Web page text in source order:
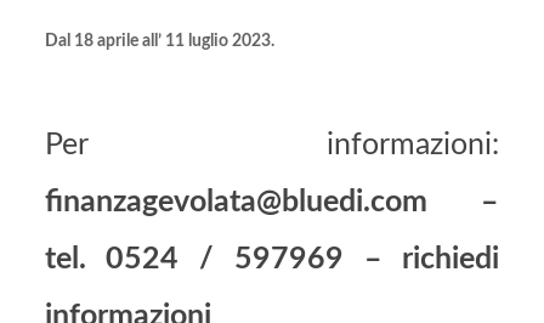
Dal 18 aprile all’ 11 luglio 2023.
Per informazioni:
finanzagevolata@bluedi.com –
tel. 0524 / 597969 – richiedi
informazioni